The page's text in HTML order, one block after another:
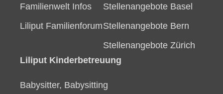
Familienwelt Infos
Liliput Familienforum
Stellenangebote Basel
Stellenangebote Bern
Stellenangebote Zürich
Liliput Kinderbetreuung
Babysitter, Babysitting